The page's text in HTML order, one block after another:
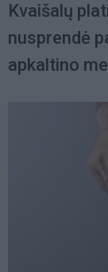
Kvaišalų
nusprendė
apkaltino